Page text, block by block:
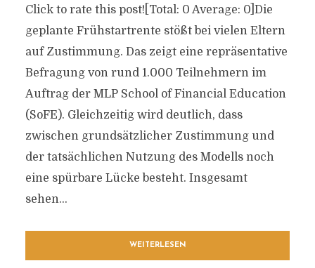
Click to rate this post![Total: 0 Average: 0]Die
geplante Frühstartrente stößt bei vielen Eltern
auf Zustimmung. Das zeigt eine repräsentative
Befragung von rund 1.000 Teilnehmern im
Auftrag der MLP School of Financial Education
(SoFE). Gleichzeitig wird deutlich, dass
zwischen grundsätzlicher Zustimmung und
der tatsächlichen Nutzung des Modells noch
eine spürbare Lücke besteht. Insgesamt
sehen...
WEITERLESEN